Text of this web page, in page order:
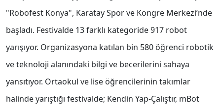
"Robofest Konya", Karatay Spor ve Kongre Merkezi’nde
başladı. Festivalde 13 farklı kategoride 917 robot
yarışıyor. Organizasyona katılan bin 580 öğrenci robotik
ve teknoloji alanındaki bilgi ve becerilerini sahaya
yansıtıyor. Ortaokul ve lise öğrencilerinin takımlar
halinde yarıştığı festivalde; Kendin Yap-Çalıştır, mBot